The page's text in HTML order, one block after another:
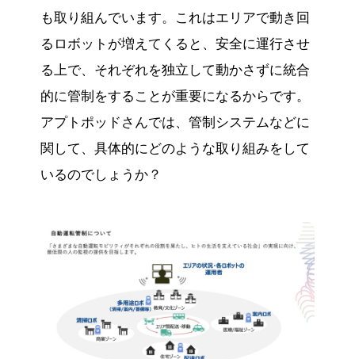
も取り組んでいます。これはエリアで動き回
るロボットが増えてくると、安全に運行させ
る上で、それぞれを独立して動かさずに統合
的に管制をすることが重要になるからです。
アプトポッドさんでは、管制システムなどに
関して、具体的にどのような取り組みをして
いるのでしょうか？